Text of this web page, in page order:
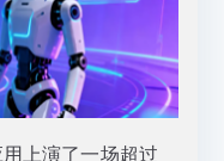
上演了一场超过